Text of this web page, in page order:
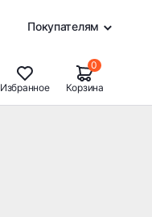
Покупателям
Избранное
0
Корзина